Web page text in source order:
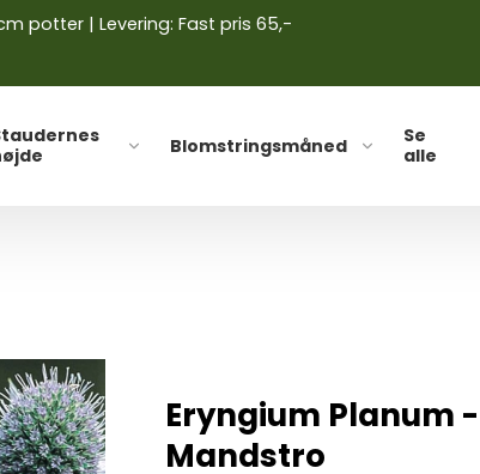
potter | Levering: Fast pris 65,-
Blomstringsmåned
Se
alle
Eryngium Planum
Mandstro